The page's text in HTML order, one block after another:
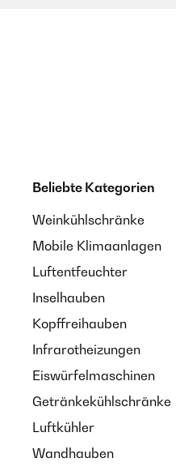
Beliebte Kategorien
Weinkühlschränke
Mobile Klimaanlagen
Luftentfeuchter
Inselhauben
Kopffreihauben
Infrarotheizungen
Eiswürfelmaschinen
Getränkekühlschränke
Luftkühler
Wandhauben